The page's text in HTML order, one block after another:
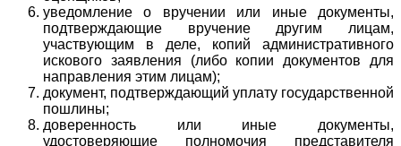
уведомление о вручении или иные документы,
подтверждающие вручение другим лицам,
участвующим в деле, копий административного
искового заявления (либо копии документов для
направления этим лицам);
документ, подтверждающий уплату государственной
пошлины;
доверенность или иные документы,
удостоверяющие полномочия представителя